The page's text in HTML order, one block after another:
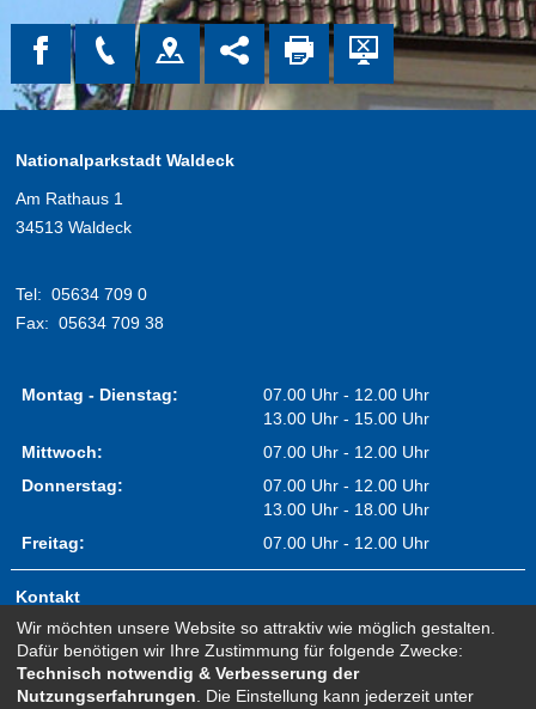
Nationalparkstadt Waldeck
Am Rathaus 1
34513 Waldeck
Tel: 05634 709 0
Fax: 05634 709 38
Montag - Dienstag:
07.00 Uhr - 12.00 Uhr
13.00 Uhr - 15.00 Uhr
Mittwoch:
07.00 Uhr - 12.00 Uhr
Donnerstag:
07.00 Uhr - 12.00 Uhr
13.00 Uhr - 18.00 Uhr
Freitag:
07.00 Uhr - 12.00 Uhr
Kontakt
Impressum
Erklärung zur Barrierefreiheit
Sitemap
Wir möchten unsere Website so attraktiv wie möglich gestalten.
Dafür benötigen wir Ihre Zustimmung für folgende Zwecke:
Technisch notwendig & Verbesserung der
Nutzungserfahrungen . Die Einstellung kann jederzeit unter